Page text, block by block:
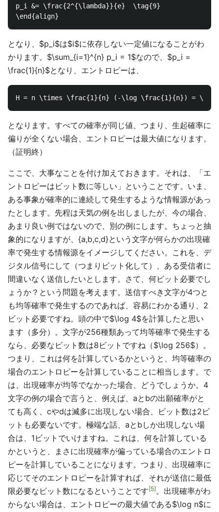
p_i &= \frac{2^{\lambda}}{e}  \tag{9}
となり、$p_i$は$i$に依存しない一定値になることがわ
かります。$\sum_{i=1}^{n} p_i = 1$なので、$p_i =
\frac{1}{n}$となり、エントロピーは、
となります。すべての確率が同じ値、つまり、生起確率に
偏りが全くない場合、エントロピーは最大値になります。
（証明終）
ここで、大事なことを付け加えておきます。それは、「エ
ントロピーはビット数に等しい」ということです。いま、
ある事象が確率的に連続して発生するような情報源があっ
たとします。先程は天気の例を出しましたが、今の場合、
あまり良い例ではないので、別の例にします。ちょっと抽
象的になりますが、{a,b,c,d}という文字が何らかの出現確
率で発生する情報源をイメージしてください。これを、デ
ジタル信号にして（つまりビット化して）、ある受信者に
間違いなく送信したいとします。さて、何ビット必要でし
ょうか？という問題を考えます。送信すべき文字が4つと
も均等確率で発生するのであれば、容易にわかる通り、2
ビット必要ですね。頭の中で$\log 4$を計算したと思い
ます（多分）。文字が256種類あって均等確率で発生する
なら、必要なビット数は8ビットですね（$\log 256$）。
つまり、これは何を計算しているかというと、均等確率の
場合のエントロピーを計算していることに相当します。で
は、出現確率が均等でなかった場合、どうでしょうか。4
文字の例の場合で言うと、例えば、aとbの出願確率がと
ても高く、cやdは滅多に出現しない場合、ビット数は2ビ
ットも必要ないです。極端な話、aとbしか出現しない場
合は、1ビットでいけますね。これは、何を計算している
かというと、まさに出現確率が偏っている場合のエントロ
ピーを計算していることになります。つまり、出現確率に
応じてそのエントロピーを計算すれば、それが送信に最低
限必要なビット数になるということです 5 。出現確率がわ
からない場合は、エントロピーの最大値である$\log n$に